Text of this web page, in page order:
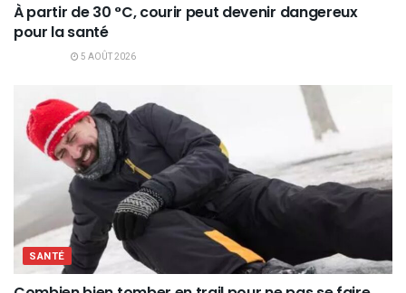
À partir de 30 °C, courir peut devenir dangereux
pour la santé
5 AOÛT 2026
SANTÉ